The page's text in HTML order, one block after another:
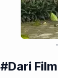
#Dari